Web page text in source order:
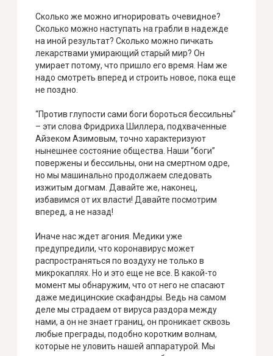
Сколько же можно игнорировать очевидное?
Сколько можно наступать на грабли в надежде
на иной результат? Сколько можно пичкать
лекарствами умирающий старый мир? Он
умирает потому, что пришло его время. Нам же
надо смотреть вперед и строить новое, пока еще
не поздно.
“Против глупости сами боги бороться бессильны”
– эти слова Фридриха Шиллера, подхваченные
Айзеком Азимовым, точно характеризуют
нынешнее состояние общества. Наши “боги”
повержены и бессильны, они на смертном одре,
но мы машинально продолжаем следовать
изжитым догмам. Давайте же, наконец,
избавимся от их власти! Давайте посмотрим
вперед, а не назад!
Иначе нас ждет агония. Медики уже
предупредили, что коронавирус может
распространяться по воздуху не только в
микрокаплях. Но и это еще не все. В какой-то
момент мы обнаружим, что от него не спасают
даже медицинские скафандры. Ведь на самом
деле мы страдаем от вируса раздора между
нами, а он не знает границ, он проникает сквозь
любые преграды, подобно коротким волнам,
которые не уловить нашей аппаратурой. Мы